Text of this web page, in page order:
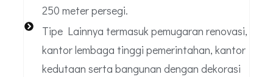
250 meter persegi.
Tipe Lainnya termasuk pemugaran renovasi,
kantor lembaga tinggi pemerintahan, kantor
kedutaan serta bangunan dengan dekorasi